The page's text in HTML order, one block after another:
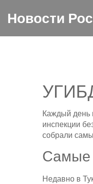
Новости
Каждый день
инспекции
собрали
Самые
Недавно в